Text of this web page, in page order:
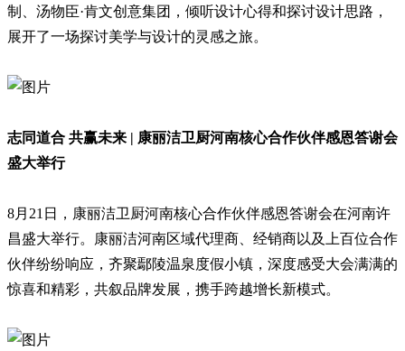
制、汤物臣·肯文创意集团，倾听设计心得和探讨设计思路，
展开了一场探讨美学与设计的灵感之旅。
志同道合 共赢未来 | 康丽洁卫厨河南核心合作伙伴感恩答谢会
盛大举行
8月21日，康丽洁卫厨河南核心合作伙伴感恩答谢会在河南许
昌盛大举行。康丽洁河南区域代理商、经销商以及上百位合作
伙伴纷纷响应，齐聚鄢陵温泉度假小镇，深度感受大会满满的
惊喜和精彩，共叙品牌发展，携手跨越增长新模式。